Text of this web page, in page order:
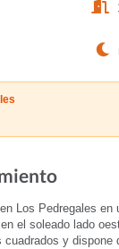
Los Pedregales en
el soleado lado
y dispone